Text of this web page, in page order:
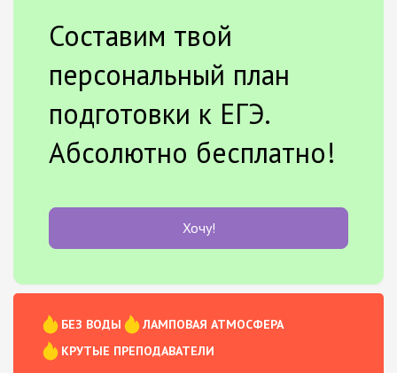
Составим твой
персональный план
подготовки к ЕГЭ.
Абсолютно бесплатно!
Хочу!
БЕЗ ВОДЫ
ЛАМПОВАЯ АТМОСФЕРА
КРУТЫЕ ПРЕПОДАВАТЕЛИ